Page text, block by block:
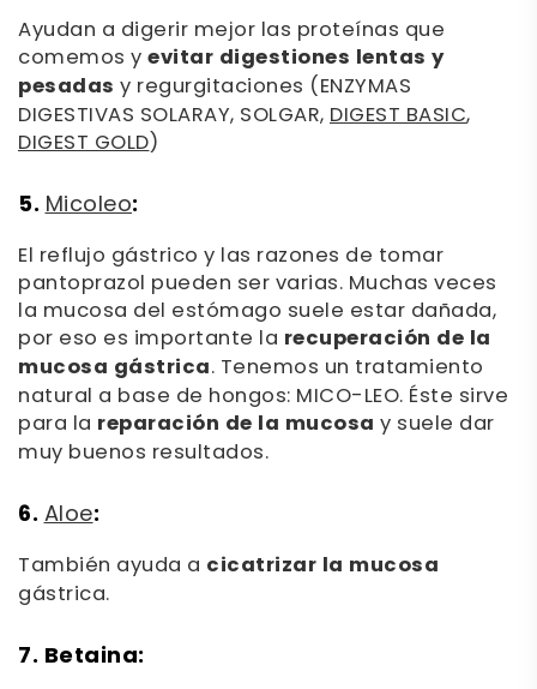
Ayudan a digerir mejor las proteínas que
comemos yevitar digestiones lentas y
pesadas y regurgitaciones (ENZYMAS
DIGESTIVAS SOLARAY, SOLGAR,DIGEST BASIC,
DIGEST GOLD)
5.Micoleo:
El reflujo gástrico y las razones de tomar
pantoprazol pueden ser varias. Muchas veces
la mucosa del estómago suele estar dañada,
por eso es importante la recuperación de la
mucosa gástrica. Tenemos un tratamiento
natural a base de hongos: MICO-LEO. Éste sirve
para la reparación de la mucosa y suele dar
muy buenos resultados.
6.Aloe:
También ayuda a cicatrizar la mucosa
gástrica.
7. Betaina: